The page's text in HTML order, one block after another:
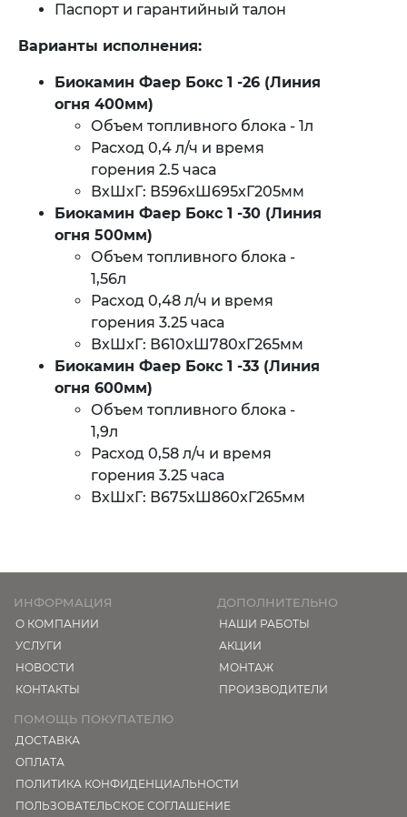
Паспорт и гарантийный талон
Варианты исполнения:
Биокамин Фаер Бокс 1 -26 (Линия
огня 400мм)
Объем топливного блока - 1л
Расход 0,4 л/ч и время
горения 2.5 часа
ВхШхГ: В596хШ695хГ205мм
Биокамин Фаер Бокс 1 -30 (Линия
огня 500мм)
Объем топливного блока -
1,56л
Расход 0,48 л/ч и время
горения 3.25 часа
ВхШхГ: В610хШ780хГ265мм
Биокамин Фаер Бокс 1 -33 (Линия
огня 600мм)
Объем топливного блока -
1,9л
Расход 0,58 л/ч и время
горения 3.25 часа
ВхШхГ: В675хШ860хГ265мм
ИНФОРМАЦИЯ
О КОМПАНИИ
УСЛУГИ
НОВОСТИ
КОНТАКТЫ
ДОПОЛНИТЕЛЬНО
НАШИ РАБОТЫ
АКЦИИ
МОНТАЖ
ПРОИЗВОДИТЕЛИ
ПОМОЩЬ ПОКУПАТЕЛЮ
ДОСТАВКА
ОПЛАТА
ПОЛИТИКА КОНФИДЕНЦИАЛЬНОСТИ
ПОЛЬЗОВАТЕЛЬСКОЕ СОГЛАШЕНИЕ